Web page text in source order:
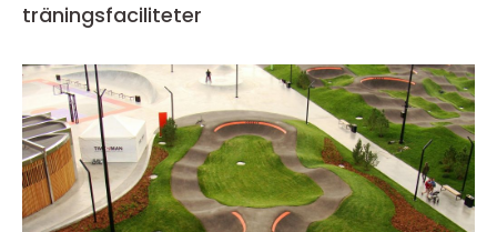
träningsfaciliteter